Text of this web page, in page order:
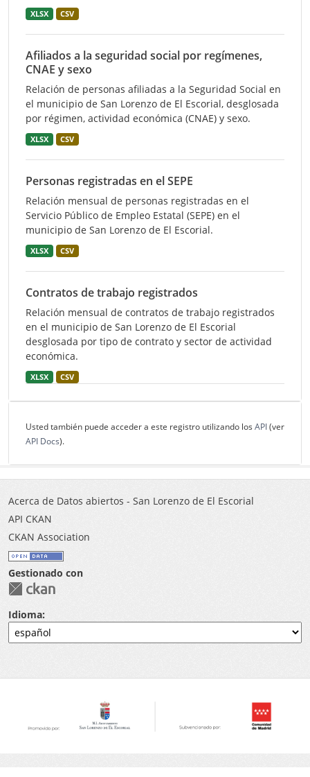
XLSX CSV
Afiliados a la seguridad social por regímenes,
CNAE y sexo
Relación de personas afiliadas a la Seguridad Social en
el municipio de San Lorenzo de El Escorial, desglosada
por régimen, actividad económica (CNAE) y sexo.
XLSX CSV
Personas registradas en el SEPE
Relación mensual de personas registradas en el
Servicio Público de Empleo Estatal (SEPE) en el
municipio de San Lorenzo de El Escorial.
XLSX CSV
Contratos de trabajo registrados
Relación mensual de contratos de trabajo registrados
en el municipio de San Lorenzo de El Escorial
desglosada por tipo de contrato y sector de actividad
económica.
XLSX CSV
Usted también puede acceder a este registro utilizando los API(ver
API Docs).
Acerca de Datos abiertos - San Lorenzo de El Escorial
API CKAN
CKAN Association
Gestionado con
Idioma